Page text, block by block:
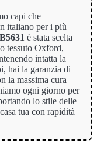
capi che
italiano per i più
è stata scelta
tessuto Oxford,
intatta la
hai la garanzia di
la massima cura
ogni giorno per
lo stile delle
tua con rapidità